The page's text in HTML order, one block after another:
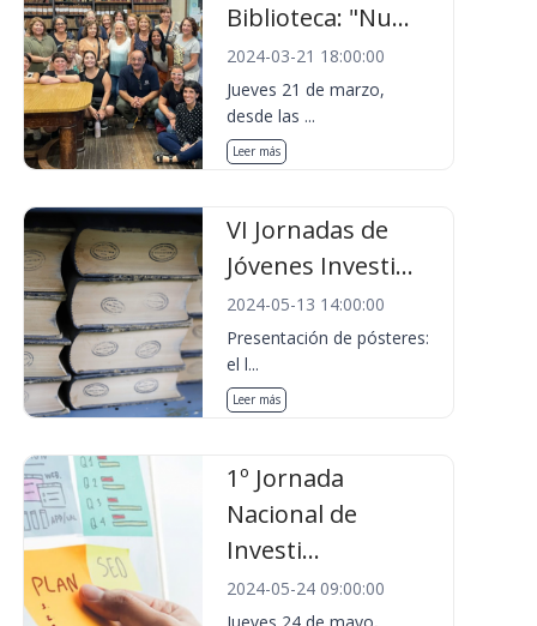
Biblioteca: "Nu...
2024-03-21 18:00:00
Jueves 21 de marzo,
desde las ...
Leer más
VI Jornadas de
Jóvenes Investi...
2024-05-13 14:00:00
Presentación de pósteres:
el l...
Leer más
1º Jornada
Nacional de
Investi...
2024-05-24 09:00:00